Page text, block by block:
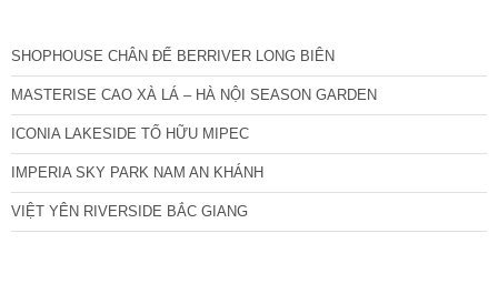
SHOPHOUSE CHÂN ĐẾ BERRIVER LONG BIÊN
MASTERISE CAO XÀ LÁ – HÀ NỘI SEASON GARDEN
ICONIA LAKESIDE TỐ HỮU MIPEC
IMPERIA SKY PARK NAM AN KHÁNH
VIỆT YÊN RIVERSIDE BẮC GIANG